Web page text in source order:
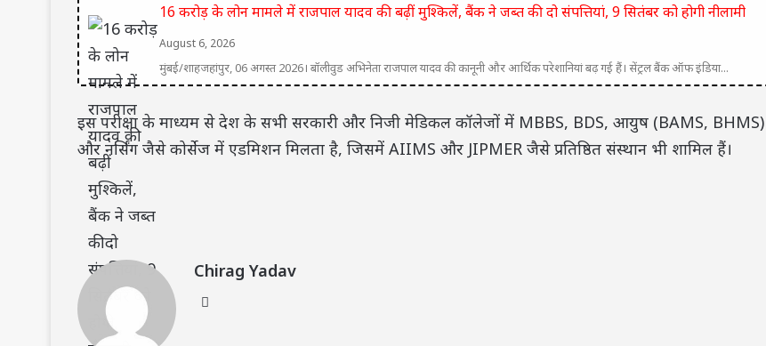
16 करोड़ के लोन मामले में राजपाल यादव की बढ़ीं मुश्किलें, बैंक ने जब्त की दो संपत्तियां, 9 सितंबर को होगी नीलामी
August 6, 2026
मुंबई/शाहजहांपुर, 06 अगस्त 2026। बॉलीवुड अभिनेता राजपाल यादव की कानूनी और आर्थिक परेशानियां बढ़ गई हैं। सेंट्रल बैंक ऑफ इंडिया...
इस परीक्षा के माध्यम से देश के सभी सरकारी और निजी मेडिकल कॉलेजों में MBBS, BDS, आयुष (BAMS, BHMS)
और नर्सिंग जैसे कोर्सेज में एडमिशन मिलता है, जिसमें AIIMS और JIPMER जैसे प्रतिष्ठित संस्थान भी शामिल हैं।
Chirag Yadav